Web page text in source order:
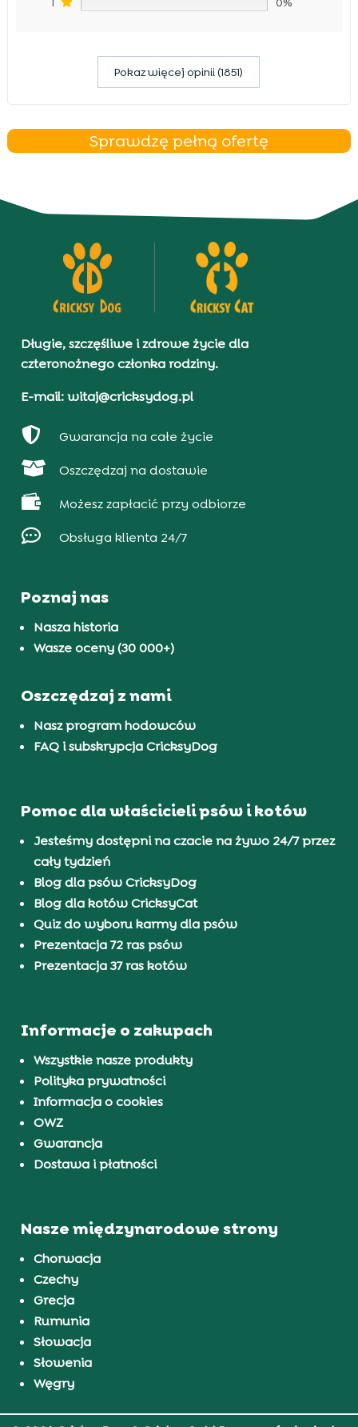
Pokaz więcej opinii (1851)
Sprawdzę pełną ofertę
Długie, szczęśliwe i zdrowe życie dla
czteronożnego członka rodziny.
E-mail: witaj@cricksydog.pl
 Gwarancja na całe życie
 Oszczędzaj na dostawie
 Możesz zapłacić przy odbiorze
 Obsługa klienta 24/7
Poznaj nas
Nasza historia
Wasze oceny (30 000+)
Oszczędzaj z nami
Nasz program hodowców
FAQ i subskrypcja CricksyDog
Pomoc dla właścicieli psów i kotów
Jesteśmy dostępni na czacie na żywo 24/7 przez
cały tydzień
Blog dla psów CricksyDog
Blog dla kotów CricksyCat
Quiz do wyboru karmy dla psów
Prezentacja 72 ras psów
Prezentacja 37 ras kotów
Informacje o zakupach
Wszystkie nasze produkty
Polityka prywatności
Informacja o cookies
OWZ
Gwarancja
Dostawa i płatności
Nasze międzynarodowe strony
Chorwacja
Czechy
Grecja
Rumunia
Słowacja
Słowenia
Węgry